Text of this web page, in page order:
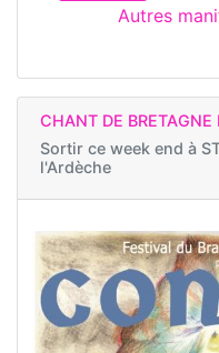
Autres
CHANT DE
Sortir ce week end à
l'Ardèche